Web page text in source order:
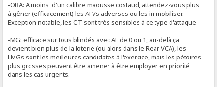
-OBA: A moins d'un calibre maousse costaud, attendez-vous plus
à gêner (efficacement) les AFVs adverses ou les immobiliser.
Exception notable, les OT sont très sensibles à ce type d'attaque
-MG: efficace sur tous blindés avec AF de 0 ou 1, au-delà ça
devient bien plus de la loterie (ou alors dans le Rear VCA), les
LMGs sont les meilleures candidates à l'exercice, mais les pétoires
plus grosses peuvent être amener à être employer en priorité
dans les cas urgents.